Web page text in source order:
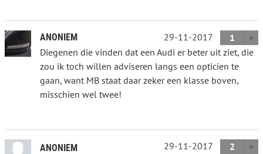
ANONIEM 29-11-2017
1
Diegenen die vinden dat een Audi er beter uit ziet, die
zou ik toch willen adviseren langs een opticien te
gaan, want MB staat daar zeker een klasse boven,
misschien wel twee!
ANONIEM 29-11-2017
2